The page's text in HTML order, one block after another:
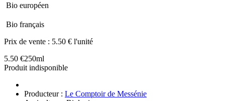
Bio européen
Bio français
Prix de vente : 5.50 € l'unité
5.50 €250ml
Produit indisponible
Producteur : Le Comptoir de Messénie